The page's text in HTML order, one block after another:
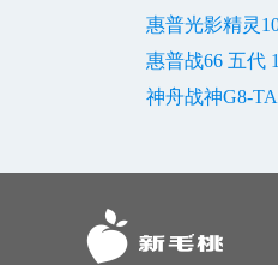
惠普光影精灵
惠普战66 五代
神舟战神G8-